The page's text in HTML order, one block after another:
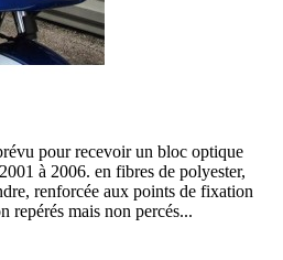
pour recevoir un bloc optique
à 2006. en fibres de polyester,
renforcée aux points de fixation
repérés mais non percés...